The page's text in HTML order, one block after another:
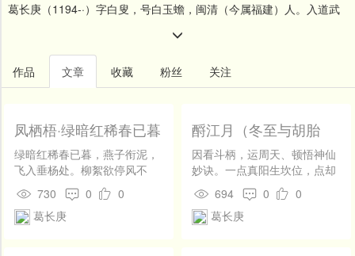
文
名
人
新
开
发
社
区
葛长庚（1194-·）字白叟，号白玉蟾，闽清（今属福建）人。入道武
夷山。嘉定中，诏征赴阙，馆太乙宫，封紫清明道真人。善篆隶草
书，有石刻留惠州西湖玄妙观。所著《海琼集》，附词一卷。杨慎
《词品》卷二谓其《念奴娇·武昌怀古》云：「此调雄壮，有意效坡仙
乎。」又称其他所作「亦有思致，不愧词人」。陈廷焯《白雨斋词
话》卷二：「葛长庚词，一片热肠，不作闲散语，转见其高。其《贺
新郎》诸阕，意极缠绵，语极俊爽，可以步武稼轩，远出竹山之
右。」又卷八：「葛长庚词，脱尽方外气，李易安词却未脱尽闺阁
作品 文章 收藏 粉丝 关注
凤栖梧·绿暗红稀春已暮
绿暗红稀春已暮，燕子衔泥，
飞入垂杨处。柳絮欲停风不
住，杜鹃声里山无数。竹杖芒
鞋无定据，穿过溪南，独木横
桥路。樵子渔师来又去，一川
730 0
0
葛长庚
酹江月（冬至与胡胎
仙）
因看斗柄，运周天、顿悟神仙
妙诀。一点真阳生坎位，点却
离宫之缺。造物无声，水中起
火，妙在虚危穴。今年冬至，
梅花依旧凝雪。 先圣此日闭
694 0
0
葛长庚